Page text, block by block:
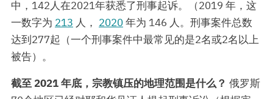
中，142人在2021年获悉了刑事起诉。（2019 年，这
一数字为 213 人， 2020年为 146 人。刑事案件总数
达到277起（一个刑事案件中最常见的是2名或2名以上
被告）。
截至 2021 年底，宗教镇压的地理范围是什么？ 俄罗斯